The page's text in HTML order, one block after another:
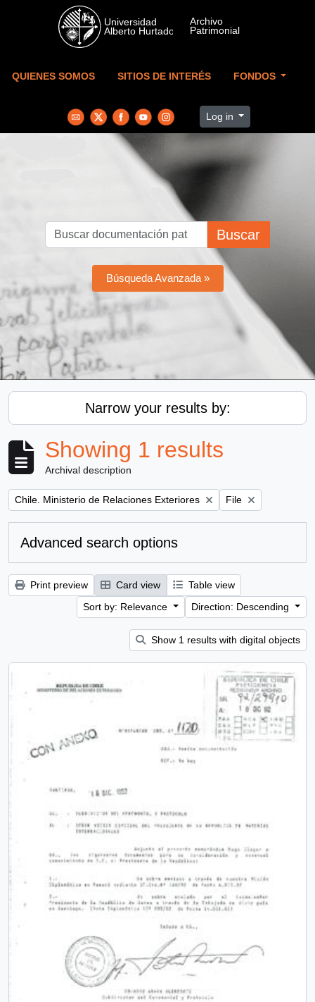
Skip to main content
QUIENES SOMOS SITIOS DE INTERÉS FONDOS
Log in
Buscar
Búsqueda Avanzada »
Narrow your results by:
Showing 1 results
Archival description
Remove filter:
Chile. Ministerio de Relaciones Exteriores Remove filter:
File
Advanced search options
Print preview Card view
Table view
Sort by: Relevance
Direction: Descending
Show 1 results with digital objects